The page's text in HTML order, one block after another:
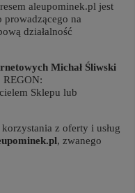
aleupominek.pl jest
prowadzącego na
działalność
Michał Śliwski
Sklepu lub
z oferty i usług
, zwanego